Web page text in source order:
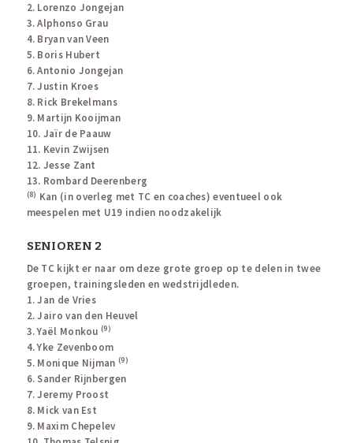
2. Lorenzo Jongejan
3. Alphonso Grau
4. Bryan van Veen
5. Boris Hubert
6. Antonio Jongejan
7. Justin Kroes
8. Rick Brekelmans
9. Martijn Kooijman
10. Jaïr de Paauw
11. Kevin Zwijsen
12. Jesse Zant
13. Rombard Deerenberg
(8) Kan (in overleg met TC en coaches) eventueel ook
meespelen met U19 indien noodzakelijk
SENIOREN 2
De TC kijkt er naar om deze grote groep op te delen in twee
groepen, trainingsleden en wedstrijdleden.
1. Jan de Vries
2. Jairo van den Heuvel
3. Yaël Monkou (9)
4. Yke Zevenboom
5. Monique Nijman (9)
6. Sander Rijnbergen
7. Jeremy Proost
8. Mick van Est
9. Maxim Chepelev